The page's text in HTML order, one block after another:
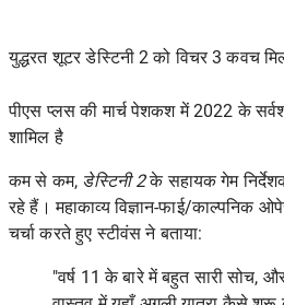
युद्धरत शूटर डेस्टिनी 2 को विचर 3 कवच
पीएस प्लस की मार्च पेशकश में 2022 के
शामिल है
कम से कम, डेस्टिनी 2के सहायक गेम
रहे हैं। महाकाव्य विज्ञान-फाई/काल्पनिक
चर्चा करते हुए स्टीवंस ने बताया:
"वर्ष 11 के बारे में बहुत सारी सोच,